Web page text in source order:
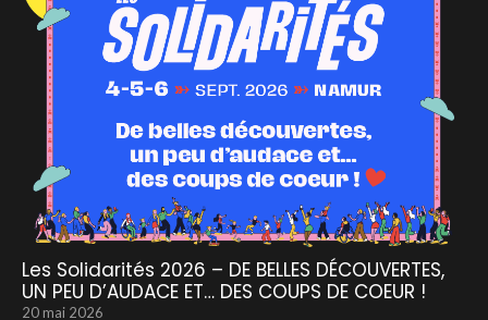
Les Solidarités 2026 – DE BELLES DÉCOUVERTES,
UN PEU D’AUDACE ET… DES COUPS DE COEUR !
20 mai 2026